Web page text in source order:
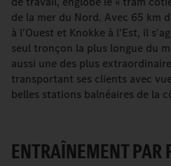
de la mer du Nord. Avec 65 km
à l'Ouest et Knokke à l'Est, il
seul tronçon la plus longue du
aussi une des plus
transportant ses clients avec
belles stations balnéaires de la
ENTRAÎNEMENT PAR